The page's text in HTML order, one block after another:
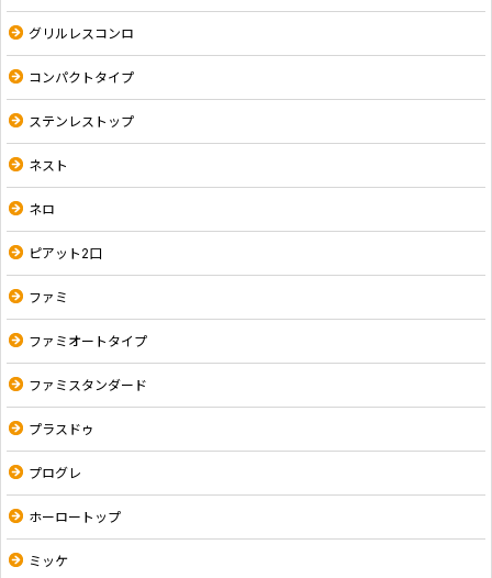
グリルレスコンロ
コンパクトタイプ
ステンレストップ
ネスト
ネロ
ピアット2口
ファミ
ファミオートタイプ
ファミスタンダード
プラスドゥ
プログレ
ホーロートップ
ミッケ